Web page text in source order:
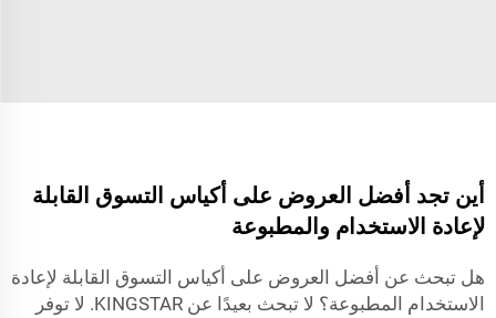
أين تجد أفضل العروض على أكياس التسوق القابلة
لإعادة الاستخدام والمطبوعة
هل تبحث عن أفضل العروض على أكياس التسوق القابلة لإعادة
الاستخدام المطبوعة؟ لا تبحث بعيدًا عن KINGSTAR. لا توفر